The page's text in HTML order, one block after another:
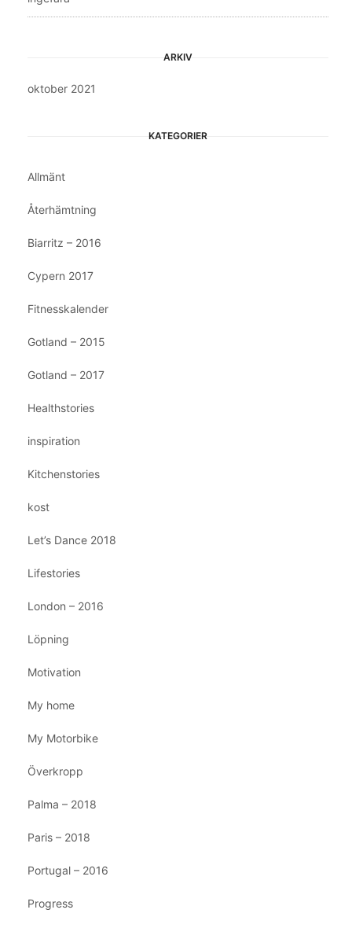
ARKIV
oktober 2021
KATEGORIER
Allmänt
Återhämtning
Biarritz – 2016
Cypern 2017
Fitnesskalender
Gotland – 2015
Gotland – 2017
Healthstories
inspiration
Kitchenstories
kost
Let’s Dance 2018
Lifestories
London – 2016
Löpning
Motivation
My home
My Motorbike
Överkropp
Palma – 2018
Paris – 2018
Portugal – 2016
Progress